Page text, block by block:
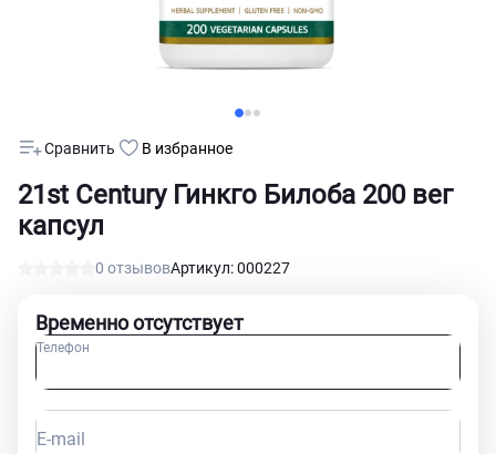
21st Century Гинкго Билоба 200 вег
капсул
0 отзывовАртикул: 000227
Сравнить В избранное
Временно отсутствует
Телефон
E-mail